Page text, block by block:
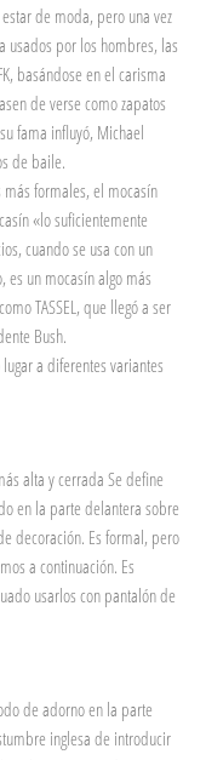
de moda, pero una vez
usados por los hombres, las
basándose en el carisma
de verse como zapatos
fama influyó, Michael
de baile.
formales, el mocasín
«lo suficientemente
cuando se usa con un
es un mocasín algo más
TASSEL, que llegó a ser
Bush.
a diferentes variantes
alta y cerrada Se define
en la parte delantera sobre
decoración. Es formal, pero
a continuación. Es
usarlos con pantalón de
de adorno en la parte
inglesa de introducir